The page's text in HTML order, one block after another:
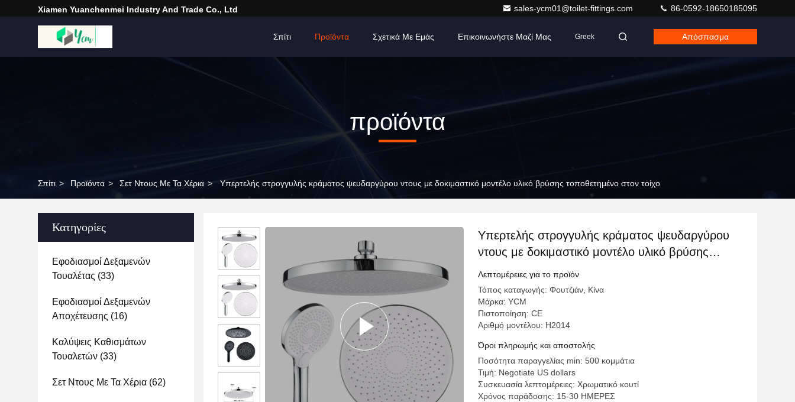
Xiamen Yuanchenmei Industry And Trade Co., Ltd sales-ycm01@toilet-fittings.com 86-0592-18650185095
Σπίτι Προϊόντα Σχετικά Με Εμάς Επικοινωνήστε Μαζί Μας Greek Απόσπασμα
προϊόντα
Σπίτι > Προϊόντα > Σετ Ντους Με Τα Χέρια > Υπερτελής στρογγυλής κράματος ψευδαργύρου ντους με δοκιμαστικό μοντέλο υλικό βρύσης τοποθετημένο στον τοίχο
Κατηγορίες
Εφοδιασμοί Δεξαμενών
Τουαλέτας (33)
Εφοδιασμοί Δεξαμενών
Αποχέτευσης (16)
Καλύψεις Καθισμάτων
Τουαλετών (33)
Σετ Ντους Με Τα Χέρια (62)
Υπερτελής στρογγυλής κράματος ψευδαργύρου
ντους με δοκιμαστικό μοντέλο υλικό βρύσης
τοποθετημένο στον τοίχο
Λεπτομέρειες για το προϊόν
Τόπος καταγωγής: Φουτζιάν, Κίνα
Μάρκα: YCM
Πιστοποίηση: CE
Αριθμό μοντέλου: H2014
Όροι πληρωμής και αποστολής
Ποσότητα παραγγελίας min: 500 κομμάτια
Τιμή: Negotiate US dollars
Συσκευασία λεπτομέρειες: Χρωματικό κουτί
Χρόνος παράδοσης: 15-30 ΗΜΕΡΕΣ